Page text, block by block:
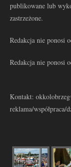
publikowane lub
zastrzeżone.
Redakcja nie ponosi
Redakcja nie ponosi
Kontakt:
reklama/